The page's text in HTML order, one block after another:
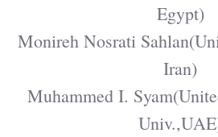
Egypt)
Monireh Nosrati
Iran)
Muhammed I.